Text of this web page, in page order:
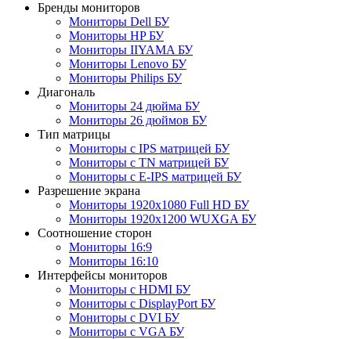
Бренды мониторов
Мониторы Dell БУ
Мониторы HP БУ
Мониторы IIYAMA БУ
Мониторы Lenovo БУ
Мониторы Philips БУ
Диагональ
Мониторы 24 дюйма БУ
Мониторы 26 дюймов БУ
Тип матрицы
Мониторы с IPS матрицей БУ
Мониторы с TN матрицей БУ
Мониторы с E-IPS матрицей БУ
Разрешение экрана
Мониторы 1920x1080 Full HD БУ
Мониторы 1920x1200 WUXGA БУ
Соотношение сторон
Мониторы 16:9
Мониторы 16:10
Интерфейсы мониторов
Мониторы с HDMI БУ
Мониторы с DisplayPort БУ
Мониторы с DVI БУ
Мониторы с VGA БУ